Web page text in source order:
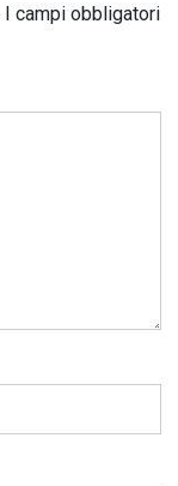
I campi obbligatori